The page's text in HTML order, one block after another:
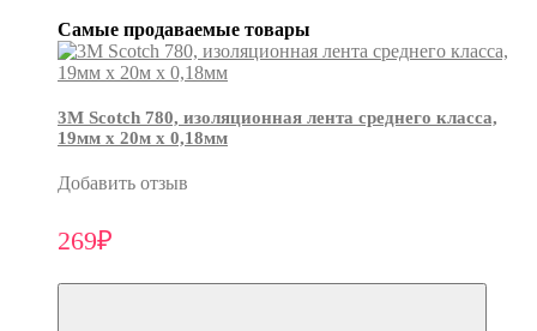
Самые продаваемые товары
3М Scotch 780, изоляционная лента среднего класса,
19мм х 20м х 0,18мм
Добавить отзыв
269₽